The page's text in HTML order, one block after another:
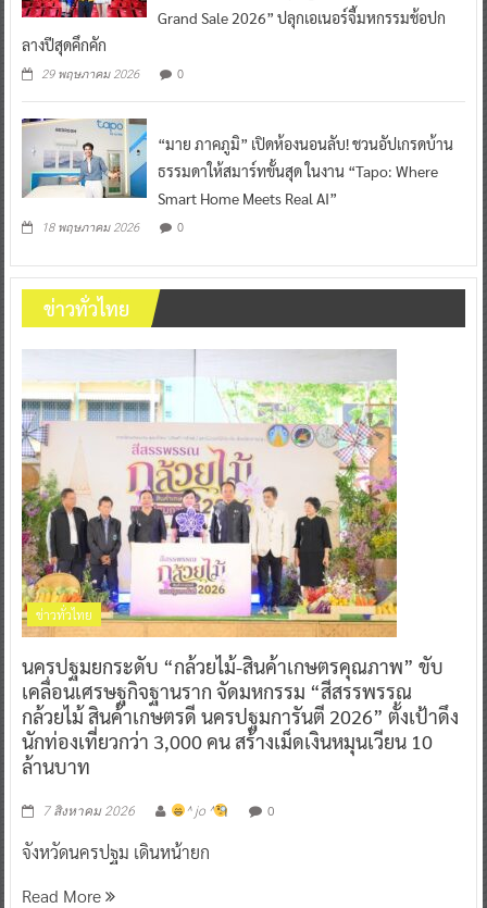
Grand Sale 2026” ปลุกเอเนอร์จี้มหกรรมช้อปก
ลางปีสุดคึกคัก
29 พฤษภาคม 2026 0
“มาย ภาคภูมิ” เปิดห้องนอนลับ! ชวนอัปเกรดบ้าน
ธรรมดาให้สมาร์ทขั้นสุด ในงาน “Tapo: Where
Smart Home Meets Real AI”
18 พฤษภาคม 2026 0
ข่าวทั่วไทย
ข่าวทั่วไทย
นครปฐมยกระดับ “กล้วยไม้-สินค้าเกษตรคุณภาพ” ขับ
เคลื่อนเศรษฐกิจฐานราก จัดมหกรรม “สีสรรพรรณ
กล้วยไม้ สินค้าเกษตรดี นครปฐมการันตี 2026” ตั้งเป้าดึง
นักท่องเที่ยวกว่า 3,000 คน สร้างเม็ดเงินหมุนเวียน 10
ล้านบาท
7 สิงหาคม 2026 ^ jo ^ 0
จังหวัดนครปฐม เดินหน้ายก
Read More